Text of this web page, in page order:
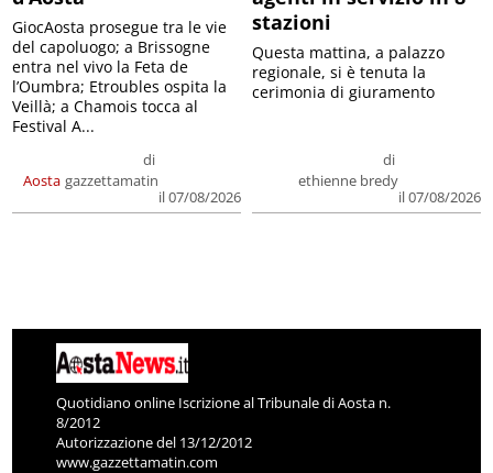
Aosta
di
gazzettamatin
il 07/08/2026
GiocAosta prosegue tra le vie
del capoluogo; a Brissogne
entra nel vivo la Feta de
l’Oumbra; Etroubles ospita la
Veillà; a Chamois tocca al
Festival A...
stazioni
di
ethienne bredy
il 07/08/2026
Questa mattina, a palazzo
regionale, si è tenuta la
cerimonia di giuramento
Quotidiano online Iscrizione al Tribunale di Aosta n.
8/2012
Autorizzazione del 13/12/2012
www.gazzettamatin.com